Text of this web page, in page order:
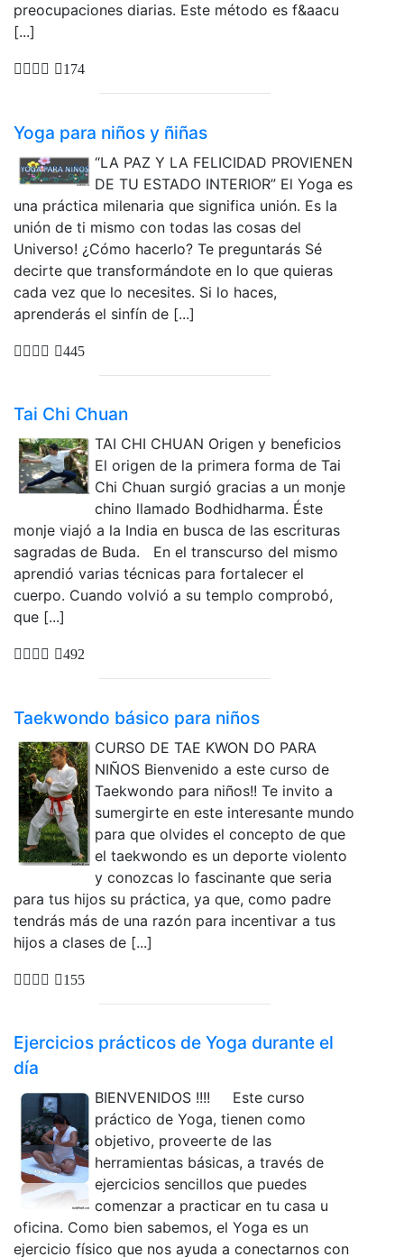
preocupaciones diarias. Este método es f&aacu
[...]
174
Yoga para niños y ñiñas
“LA PAZ Y LA FELICIDAD PROVIENEN
DE TU ESTADO INTERIOR” El Yoga es
una práctica milenaria que significa unión. Es la
unión de ti mismo con todas las cosas del
Universo! ¿Cómo hacerlo? Te preguntarás Sé
decirte que transformándote en lo que quieras
cada vez que lo necesites. Si lo haces,
aprenderás el sinfín de [...]
445
Tai Chi Chuan
TAI CHI CHUAN Origen y beneficios
El origen de la primera forma de Tai
Chi Chuan surgió gracias a un monje
chino llamado Bodhidharma. Éste
monje viajó a la India en busca de las escrituras
sagradas de Buda. En el transcurso del mismo
aprendió varias técnicas para fortalecer el
cuerpo. Cuando volvió a su templo comprobó,
que [...]
492
Taekwondo básico para niños
CURSO DE TAE KWON DO PARA
NIÑOS Bienvenido a este curso de
Taekwondo para niños!! Te invito a
sumergirte en este interesante mundo
para que olvides el concepto de que
el taekwondo es un deporte violento
y conozcas lo fascinante que seria
para tus hijos su práctica, ya que, como padre
tendrás más de una razón para incentivar a tus
hijos a clases de [...]
155
Ejercicios prácticos de Yoga durante el
día
BIENVENIDOS !!!! Este curso
práctico de Yoga, tienen como
objetivo, proveerte de las
herramientas básicas, a través de
ejercicios sencillos que puedes
comenzar a practicar en tu casa u
oficina. Como bien sabemos, el Yoga es un
ejercicio físico que nos ayuda a conectarnos con